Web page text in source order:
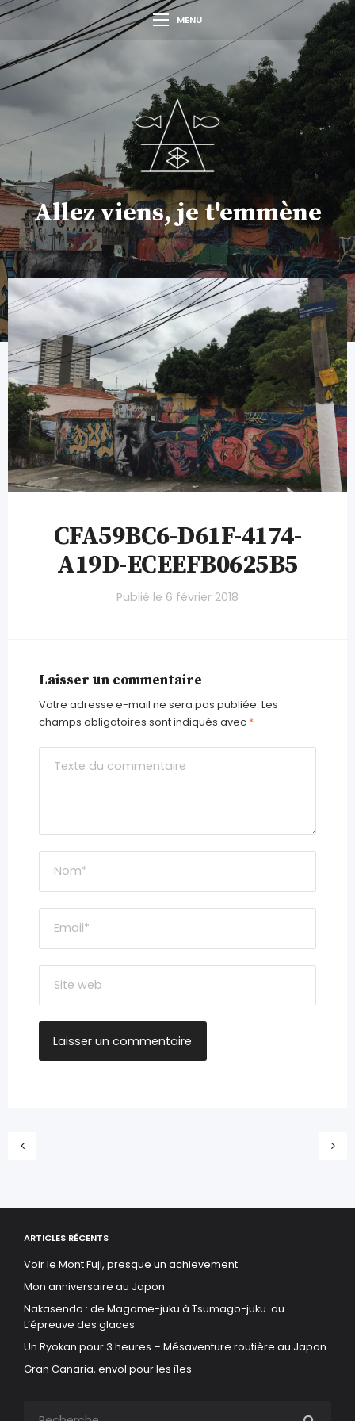
MENU
Allez viens, je t'emmène
CFA59BC6-D61F-4174-
A19D-ECEEFB0625B5
Publié le 6 février 2018
Laisser un commentaire
Votre adresse e-mail ne sera pas publiée. Les
champs obligatoires sont indiqués avec *
ARTICLES RÉCENTS
Voir le Mont Fuji, presque un achievement
Mon anniversaire au Japon
Nakasendo : de Magome-juku à Tsumago-juku ou
L’épreuve des glaces
Un Ryokan pour 3 heures – Mésaventure routière au Japon
Gran Canaria, envol pour les îles